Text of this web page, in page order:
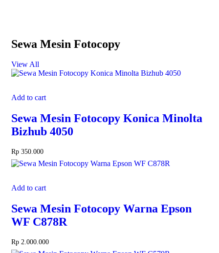
Sewa Mesin Fotocopy
View All
Add to cart
Sewa Mesin Fotocopy Konica Minolta
Bizhub 4050
Rp 350.000
Add to cart
Sewa Mesin Fotocopy Warna Epson
WF C878R
Rp 2.000.000